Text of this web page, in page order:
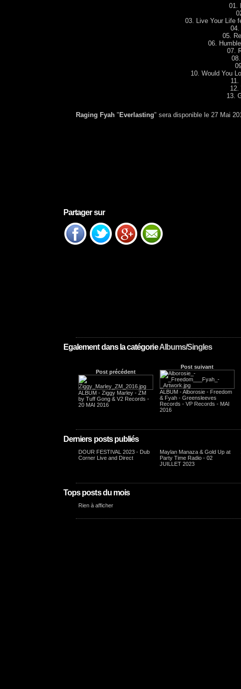
01.
03. Live Your Life
04.
05.
06.
07.
10. Would You
11.
12.
13.
Raging Fyah " Everlasting" sera disponible le 27 Mai
Partager sur
Egalement dans la catégorieAlbums/Singles
Post précédent
ALBUM - Ziggy Marley - ZM
by Tuff Gong & V2 Records -
20 MAI 2016
Post suivant
ALBUM - Alborosie - Freedom
& Fyah - Greensleeves
Records - VP Records - MAI
2016
Derniers posts publiés
DOUR FESTIVAL 2023 - Dub
Corner Live and Direct
Maylan Manaza & Gold Up at
Party Time Radio - 02
JUILLET 2023
Tops posts du mois
Rien à afficher